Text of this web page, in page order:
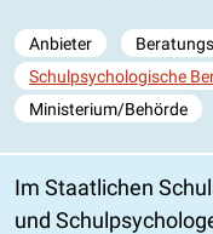
Anbieter
Schulpsychologische
Ministerium/Behörde
Im Staatlichen
und